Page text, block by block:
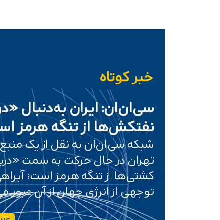
خبر کوتاه
سی‌ان‌ان: ایران به‌دنبال
نفتکش‌ها از تنگه هرمز
شبکه سی‌ان‌ان به نقل از یک
تهران در حال حرکت به سمت
کشتی‌ها از تنگه هرمز است؛
توجهی از انرژی جهان از آن عبور